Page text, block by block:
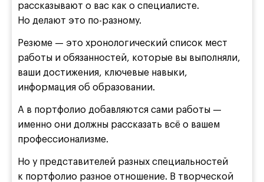
рассказывают о вас как о специалисте.
Но делают это по-разному.
Резюме — это хронологический список мест
работы и обязанностей, которые вы выполняли,
ваши достижения, ключевые навыки,
информация об образовании.
А в портфолио добавляются сами работы —
именно они должны рассказать всё о вашем
профессионализме.
Но у представителей разных специальностей
к портфолио разное отношение. В творческой